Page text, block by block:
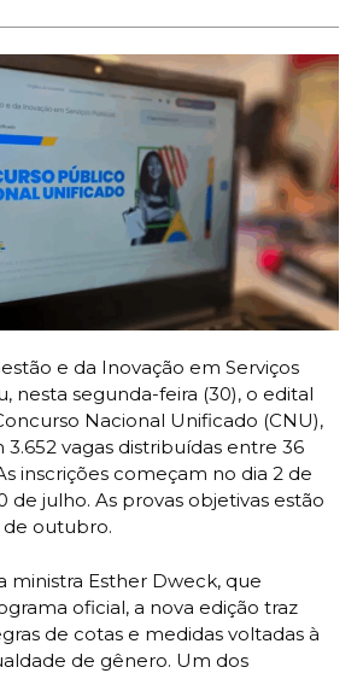
e da Inovação em Serviços
nesta segunda-feira (30), o edital
Nacional Unificado (CNU),
vagas distribuídas entre 36
inscrições começam no dia 2 de
de julho. As provas objetivas estão
de outubro.
ministra Esther Dweck, que
oficial, a nova edição traz
de cotas e medidas voltadas à
de gênero. Um dos